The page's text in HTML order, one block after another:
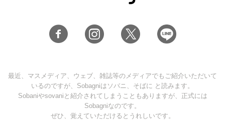
最近、マスメディア、ウェブ、雑誌等のメディアでもご紹介いただいて
いるのですが、Sobagniはソバニ、そばに と読みます。
Sobaniやsovaniと紹介されてしまうこともありますが、正式には
Sobagniなのです。
ぜひ、覚えていただけるとうれしいです。